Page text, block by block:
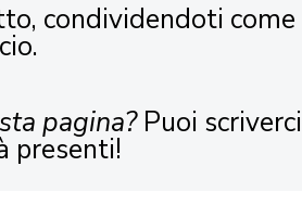
condividendoti
pagina?Puoi
presenti!